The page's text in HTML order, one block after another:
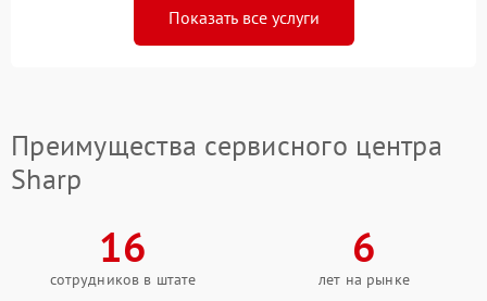
Показать все услуги
Преимущества сервисного центра
Sharp
16
сотрудников в штате
6
лет на рынке